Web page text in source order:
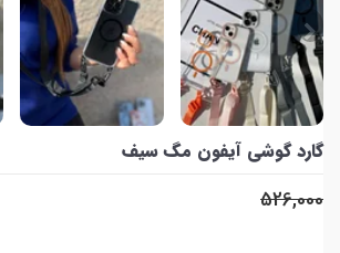
گارد گوشی آیفون مگ سیف
526,000